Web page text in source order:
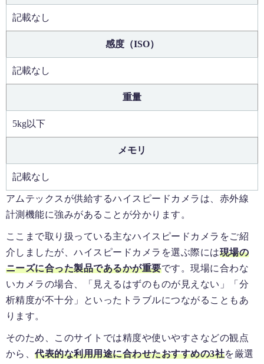
記載なし
感度（ISO）
記載なし
重量
5kg以下
メモリ
記載なし
アムテックスが供給するハイスピードカメラは、赤外線
計測機能に強みがあることが分かります。
ここまで取り扱っている主なハイスピードカメラをご紹
介しましたが、ハイスピードカメラを選ぶ際には現場の
ニーズに合った製品であるかが重要です。現場に合わな
いカメラの場合、「見えるはずのものが見えない」「分
析精度が不十分」といったトラブルにつながることもあ
ります。
そのため、このサイトでは精度や使いやすさなどの観点
から、代表的な利用用途に合わせたおすすめの3社を厳選